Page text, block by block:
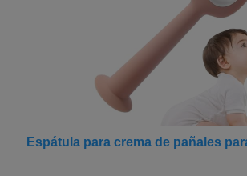
Espátula para crema de pañales